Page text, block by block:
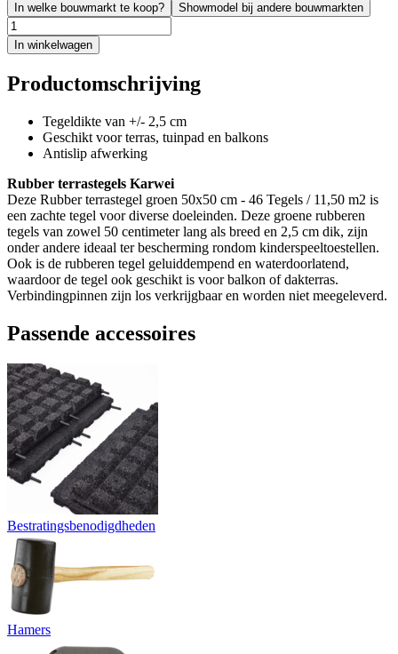
In welke bouwmarkt te koop? Showmodel bij andere bouwmarkten
In winkelwagen
Productomschrijving
Tegeldikte van +/- 2,5 cm
Geschikt voor terras, tuinpad en balkons
Antislip afwerking
Rubber terrastegels Karwei
Deze Rubber terrastegel groen 50x50 cm - 46 Tegels / 11,50 m2 is
een zachte tegel voor diverse doeleinden. Deze groene rubberen
tegels van zowel 50 centimeter lang als breed en 2,5 cm dik, zijn
onder andere ideaal ter bescherming rondom kinderspeeltoestellen.
Ook is de rubberen tegel geluiddempend en waterdoorlatend,
waardoor de tegel ook geschikt is voor balkon of dakterras.
Verbindingpinnen zijn los verkrijgbaar en worden niet meegeleverd.
Passende accessoires
Bestratingsbenodigdheden
Hamers